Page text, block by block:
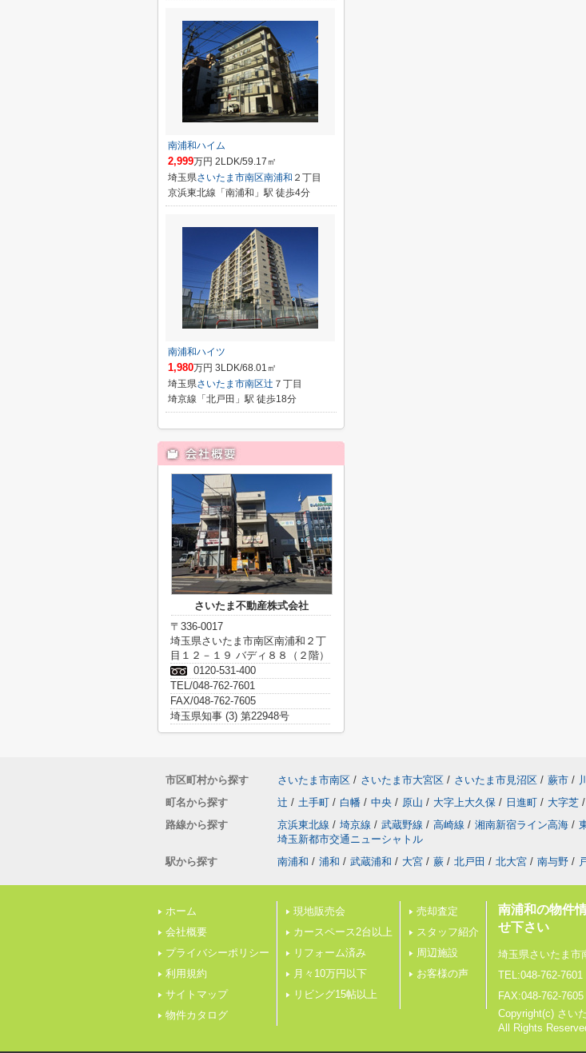
南浦和ハイム
2,999万円 2LDK/59.17㎡
埼玉県さいたま市南区南浦和 ２丁目
京浜東北線「南浦和」駅 徒歩4分
南浦和ハイツ
1,980万円 3LDK/68.01㎡
埼玉県さいたま市南区辻 ７丁目
埼京線「北戸田」駅 徒歩18分
さいたま不動産株式会社
〒336-0017
埼玉県さいたま市南区南浦和２丁
目１２－１９ バディ８８（２階）
0120-531-400
TEL/048-762-7601
FAX/048-762-7605
埼玉県知事 (3) 第22948号
市区町村から探す さいたま市南区 / さいたま市大宮区 / さいたま市見沼区 / 蕨市 /
町名から探す
辻 / 土手町 / 白幡 / 中央 / 原山 / 大字上大久保 / 日進町 / 大字芝 /
路線から探す
京浜東北線 / 埼京線 / 武蔵野線 / 高崎線 / 湘南新宿ライン高海 /
埼玉新都市交通ニューシャトル
駅から探す
南浦和 / 浦和 / 武蔵浦和 / 大宮 / 蕨 / 北戸田 / 北大宮 / 南与野 /
ホーム
会社概要
プライバシーポリシー
利用規約
サイトマップ
物件カタログ
現地販売会
カースペース2台以上
リフォーム済み
月々10万円以下
リビング15帖以上
売却査定
スタッフ紹介
周辺施設
お客様の声
南浦和の物件
せ下さい
埼玉県さいたま市
TEL:048-762-7601
FAX:048-762-7605
Copyright(c) さい
All Rights